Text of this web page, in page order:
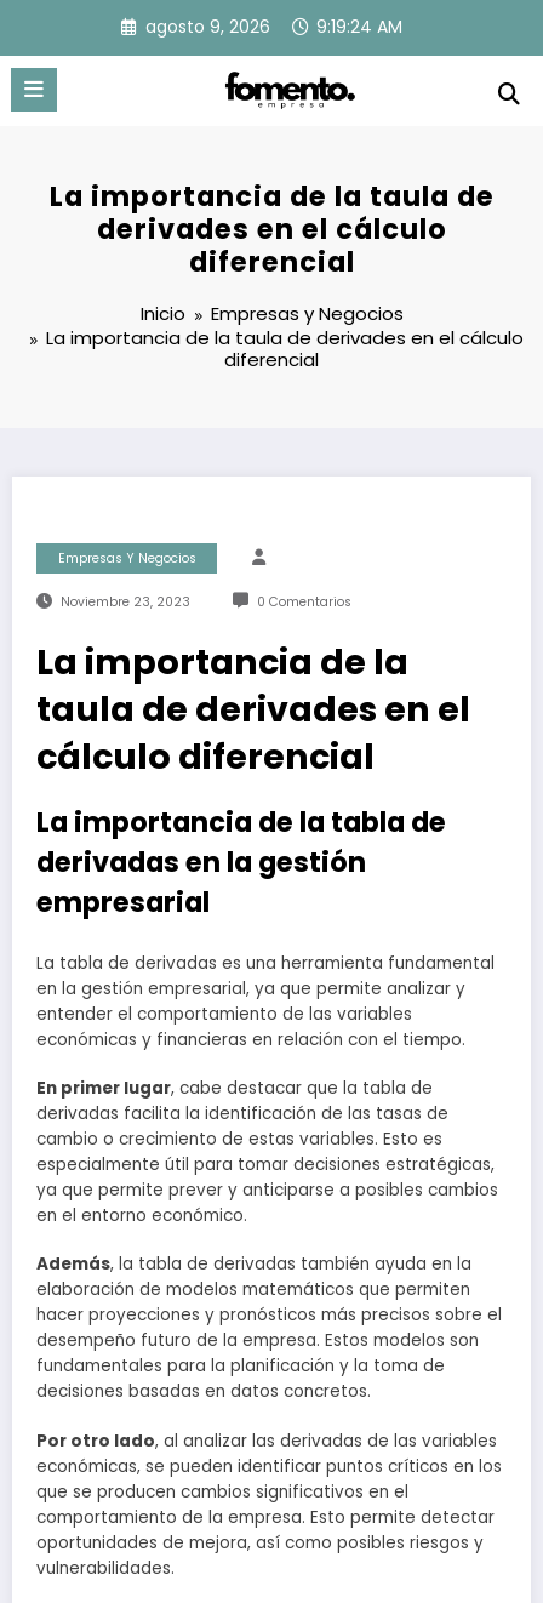
contenido
agosto 9, 2026 9:19:25 AM
La importancia de la taula de
derivades en el cálculo
diferencial
Inicio
Empresas y Negocios
La importancia de la taula de derivades en el cálculo
diferencial
Empresas Y Negocios
Noviembre 23, 2023 0 Comentarios
La importancia de la
taula de derivades en el
cálculo diferencial
La importancia de la tabla de
derivadas en la gestión
empresarial
La tabla de derivadas es una herramienta fundamental
en la gestión empresarial, ya que permite analizar y
entender el comportamiento de las variables
económicas y financieras en relación con el tiempo.
En primer lugar, cabe destacar que la tabla de
derivadas facilita la identificación de las tasas de
cambio o crecimiento de estas variables. Esto es
especialmente útil para tomar decisiones estratégicas,
ya que permite prever y anticiparse a posibles cambios
en el entorno económico.
Además, la tabla de derivadas también ayuda en la
elaboración de modelos matemáticos que permiten
hacer proyecciones y pronósticos más precisos sobre el
desempeño futuro de la empresa. Estos modelos son
fundamentales para la planificación y la toma de
decisiones basadas en datos concretos.
Por otro lado, al analizar las derivadas de las variables
económicas, se pueden identificar puntos críticos en los
que se producen cambios significativos en el
comportamiento de la empresa. Esto permite detectar
oportunidades de mejora, así como posibles riesgos y
vulnerabilidades.